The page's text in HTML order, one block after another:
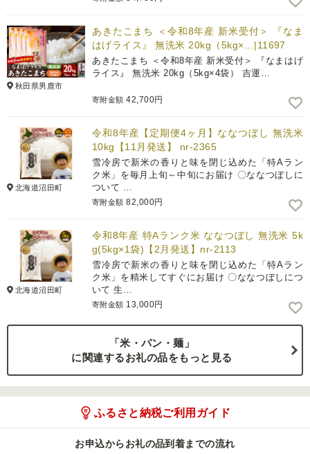
秋田県男鹿市
あきたこまち ＜令和8年産 新米受付＞ 『なま
はげライス』 無洗米 20kg（5kg×…|11697
あきたこまち ＜令和8年産 新米受付＞ 『なまはげ
ライス』 無洗米 20kg（5kg×4袋） 吉運…
寄附金額 42,700円
北海道沼田町
令和8年産【定期便4ヶ月】ななつぼし 無洗米
10kg【11月発送】 nr-2365
雪冷房で新米の香りと味を閉じ込めた「特Aラン
ク米」を毎月上旬～中旬にお届け 〇ななつぼしに
ついて …
寄附金額 82,000円
北海道沼田町
令和8年産 特Aランク米 ななつぼし 無洗米 5k
g(5kg×1袋)【2月発送】nr-2113
雪冷房で新米の香りと味を閉じ込めた「特Aラン
ク米」を精米してすぐにお届け 〇ななつぼしにつ
いて 生…
寄附金額 13,000円
「米・パン・麺」
に関連するお礼の品をもっと見る
ふるさと納税ご利用ガイド
お申込からお礼の品到着までの流れ